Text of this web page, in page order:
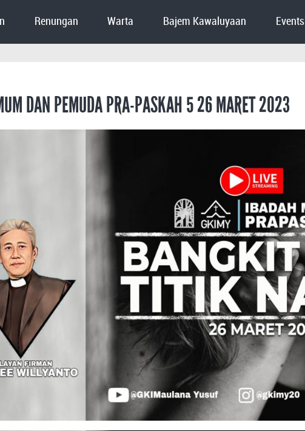
Renungan Warta Bajem Kawaluyaan Events
DAN PEMUDA PRA-PASKAH 5 26 MARET 2023